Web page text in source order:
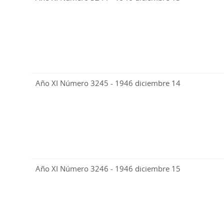
Año XI Número 3245 - 1946 diciembre 14
Año XI Número 3246 - 1946 diciembre 15